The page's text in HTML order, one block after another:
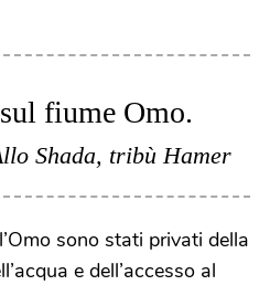
fiume Omo.
Shada, tribù Hamer
sono stati privati della
e dell’accesso al